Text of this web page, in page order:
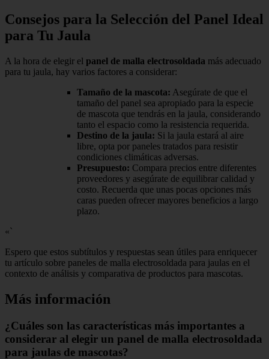
Consejos para la Selección del Panel Ideal
para Tu Jaula
A la hora de elegir el panel de malla electrosoldada más adecuado
para tu jaula, hay varios factores a considerar:
Tamaño de la mascota: Asegúrate de que el
tamaño del panel sea apropiado para la especie
de mascota que tendrás en la jaula, considerando
tanto el espacio como la resistencia requerida.
Destino de la jaula: Si la jaula estará al aire
libre, opta por paneles tratados para resistir
condiciones climáticas adversas.
Presupuesto: Compara precios entre diferentes
proveedores y asegúrate de equilibrar calidad y
costo. Recuerda que unas pocas opciones más
caras pueden ofrecer mayores beneficios a largo
plazo.
«`
Espero que estos subtítulos y respuestas sean útiles para enriquecer
tu artículo sobre paneles de malla electrosoldada para jaulas en el
contexto de análisis y comparativa de productos para mascotas.
Más información
¿Cuáles son las características más importantes a
considerar al elegir un panel de malla electrosoldada
para jaulas de mascotas?